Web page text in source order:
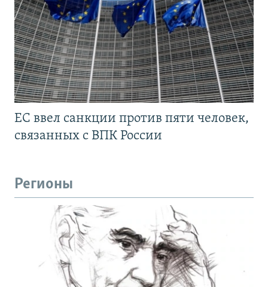
ЕС ввел санкции против пяти человек,
связанных с ВПК России
Регионы